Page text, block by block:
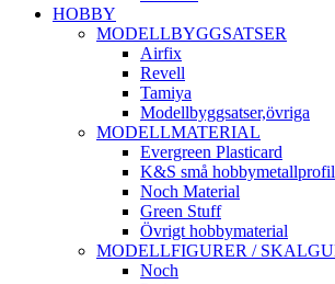
HOBBY
MODELLBYGGSATSER
Airfix
Revell
Tamiya
Modellbyggsatser,övriga
MODELLMATERIAL
Evergreen Plasticard
K&S små hobbymetallprofil
Noch Material
Green Stuff
Övrigt hobbymaterial
MODELLFIGURER /
Noch